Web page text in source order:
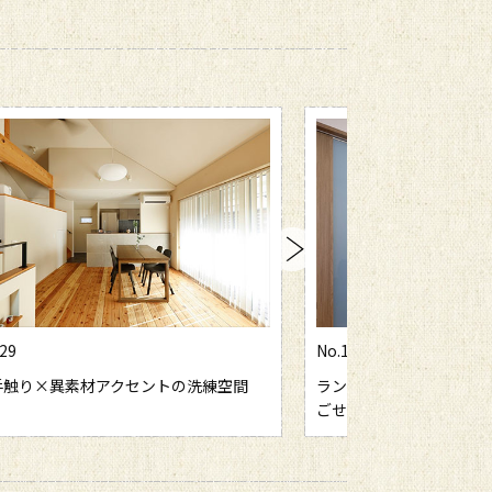
マークを受け継ぎながら、ゆったり過
No.1026
家族に心地よく寄り添